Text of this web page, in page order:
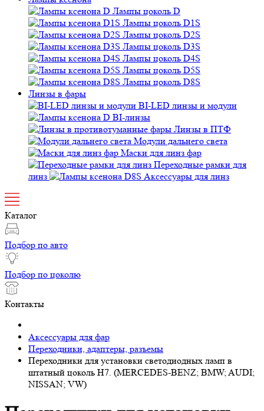
Лампы цоколь D1S
Лампы цоколь D2S
Лампы цоколь D3S
Лампы цоколь D4S
Лампы цоколь D5S
Лампы цоколь D8S
Линзы в фары
BI-LED линзы и модули
BI-линзы
Линзы в ПТФ
Модули дальнего света
Маски для линз фар
Переходные рамки для линз
Аксессуары для линз
Каталог
Подбор по авто
Подбор по цоколю
Контакты
Переходники, адаптеры, разъемы
Переходники для установки светодиодных ламп в
штатный цоколь H7. (MERCEDES-BENZ; BMW; AUDI;
NISSAN; VW)